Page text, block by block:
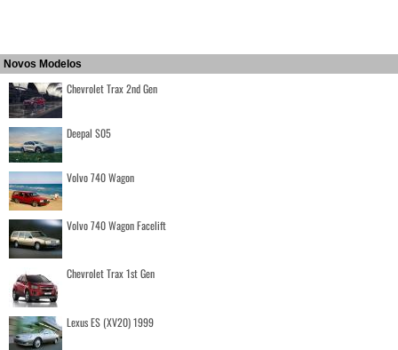
Novos Modelos
Chevrolet Trax 2nd Gen
Deepal S05
Volvo 740 Wagon
Volvo 740 Wagon Facelift
Chevrolet Trax 1st Gen
Lexus ES (XV20) 1999